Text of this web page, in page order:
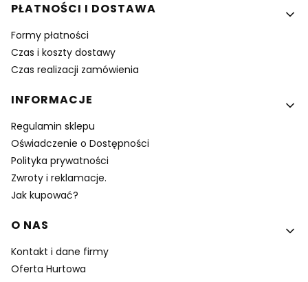
PŁATNOŚCI I DOSTAWA
Formy płatności
Czas i koszty dostawy
Czas realizacji zamówienia
INFORMACJE
Regulamin sklepu
Oświadczenie o Dostępności
Polityka prywatności
Zwroty i reklamacje.
Jak kupować?
O NAS
Kontakt i dane firmy
Oferta Hurtowa